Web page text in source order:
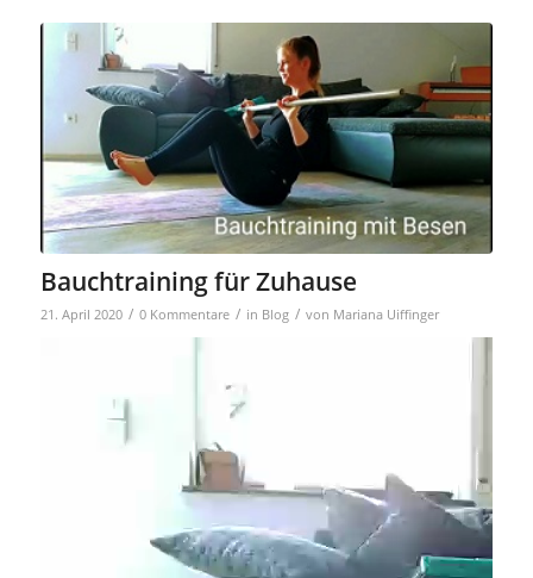
Bauchtraining für Zuhause
21. April 2020 / 0 Kommentare / in Blog / von Mariana Uiffinger